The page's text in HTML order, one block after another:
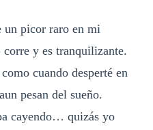
un picor raro en mi
y es tranquilizante.
cuando desperté en
pesan del sueño.
cayendo… quizás yo